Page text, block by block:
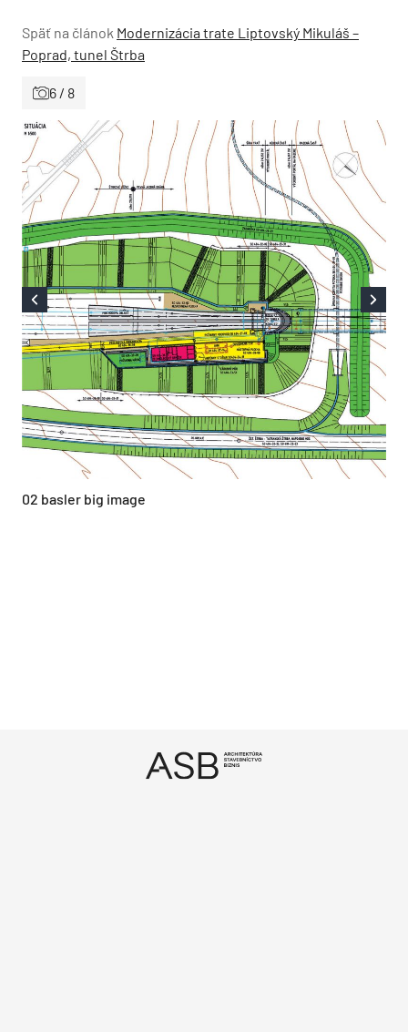
Späť na článok Modernizácia trate Liptovský Mikuláš –
Poprad, tunel Štrba
6 / 8
02 basler big image